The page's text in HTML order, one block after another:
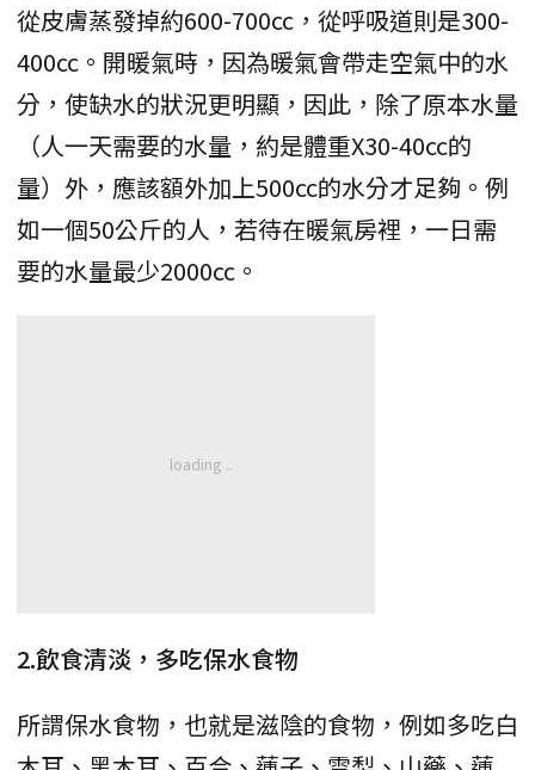
從皮膚蒸發掉約600-700cc，從呼吸道則是300-
400cc。開暖氣時，因為暖氣會帶走空氣中的水
分，使缺水的狀況更明顯，因此，除了原本水量
（人一天需要的水量，約是體重X30-40cc的
量）外，應該額外加上500cc的水分才足夠。例
如一個50公斤的人，若待在暖氣房裡，一日需
要的水量最少2000cc。
2.飲食清淡，多吃保水食物
所謂保水食物，也就是滋陰的食物，例如多吃白